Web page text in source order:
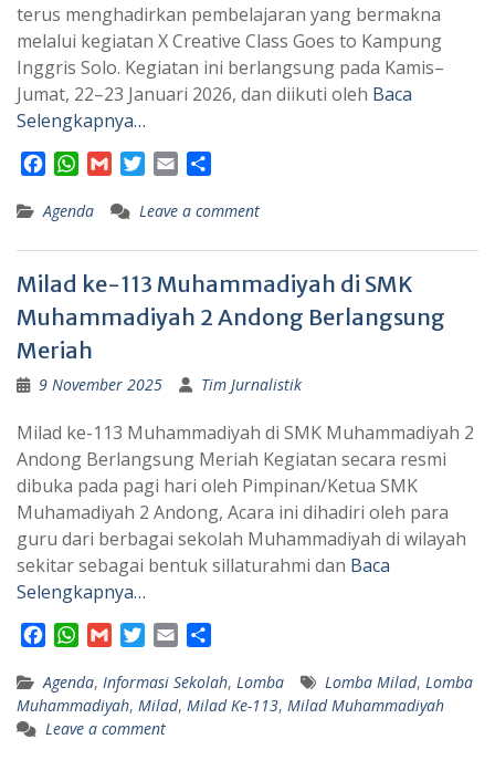
terus menghadirkan pembelajaran yang bermakna
melalui kegiatan X Creative Class Goes to Kampung
Inggris Solo. Kegiatan ini berlangsung pada Kamis–
Jumat, 22–23 Januari 2026, dan diikuti oleh Baca
Selengkapnya…
c
o
o
W
a
A
p
a
i
e
r
a
a
Agenda Leave a comment
Milad ke-113 Muhammadiyah di SMK
Muhammadiyah 2 Andong Berlangsung
Meriah
9 November 2025 Tim Jurnalistik
Milad ke-113 Muhammadiyah di SMK Muhammadiyah 2
Andong Berlangsung Meriah Kegiatan secara resmi
dibuka pada pagi hari oleh Pimpinan/Ketua SMK
Muhamadiyah 2 Andong, Acara ini dihadiri oleh para
guru dari berbagai sekolah Muhammadiyah di wilayah
sekitar sebagai bentuk sillaturahmi dan Baca
Selengkapnya…
c
e
b
W
a
t
s
a
i
l
i
t
t
a
i
a
r
Agenda, Informasi Sekolah, Lomba Lomba Milad, Lomba
Muhammadiyah, Milad, Milad Ke-113, Milad Muhammadiyah
Leave a comment